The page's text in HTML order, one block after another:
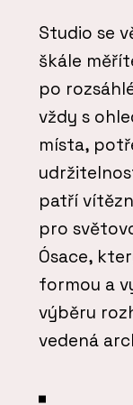
Studio se
škále
po
vždy s
místa,
patří
pro
Ósace,
formou a
výběru
vedená